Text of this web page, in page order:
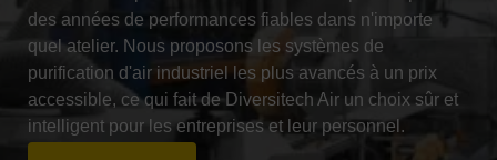
des années de performances fiables dans n'importe
quel atelier. Nous proposons les systèmes de
purification d'air industriel les plus avancés à un prix
accessible, ce qui fait de Diversitech Air un choix sûr et
intelligent pour les entreprises et leur personnel.